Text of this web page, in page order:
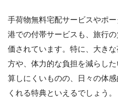
手荷物無料宅配サービスやポ
港での付帯サービスも、旅行
価されています。特に、大き
方や、体力的な負担を減らし
算しにくいものの、日々の体
くれる特典といえるでしょう。